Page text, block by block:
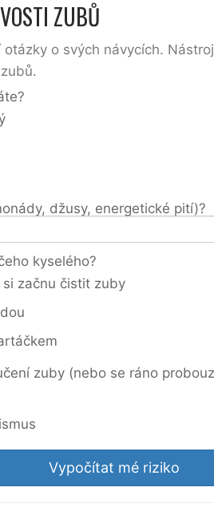
ZUBŮ
o svých návycích.
džusy, energetické pití)?
kyselého?
začnu čistit zuby
zuby (nebo se ráno
Vypočítat mé riziko